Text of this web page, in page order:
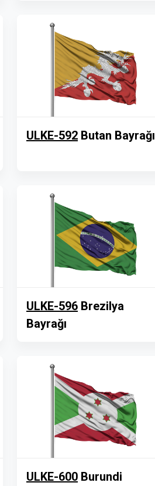
ULKE-592 Butan Bayrağı
ULKE-596 Brezilya
Bayrağı
ULKE-600 Burundi